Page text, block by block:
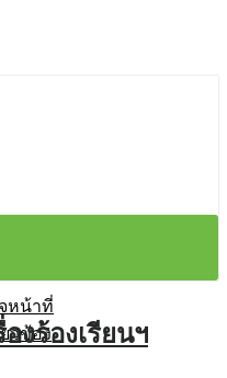
หน้าที่
วข้อง
งร้องเรียนฯ